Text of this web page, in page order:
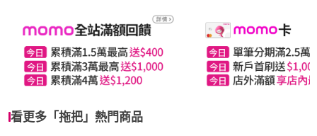
看更多「拖把」熱門商品